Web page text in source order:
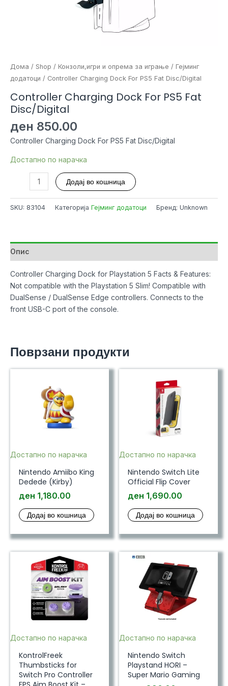
Дома / Shop / Конзоли,игри и опрема за играње / Гејминг
додатоци / Controller Charging Dock For PS5 Fat Disc/Digital
Controller Charging Dock For PS5 Fat
Disc/Digital
ден 850.00
Controller Charging Dock For PS5 Fat Disc/Digital
Достапно по нарачка
Controller
Charging
Dock
Disc/Digital
количина
Додај во кошница
SKU: 83104 Категорија Гејминг додатоци Бренд: Unknown
Опис
Controller Charging Dock for Playstation 5 Facts & Features:
Not compatible with the Playstation 5 Slim! Compatible with
DualSense / DualSense Edge controllers. Connects to the
front USB-C port of the console.
Поврзани продукти
Достапно по нарачка
Nintendo Amiibo King
Dedede (Kirby)
ден 1,180.00
Додај во кошница
Достапно по нарачка
Nintendo Switch Lite
Official Flip Cover
ден 1,690.00
Додај во кошница
Достапно по нарачка
KontrolFreek
Thumbsticks for
Switch Pro Controller
Достапно по нарачка
Nintendo Switch
Playstand HORI –
Super Mario Gaming